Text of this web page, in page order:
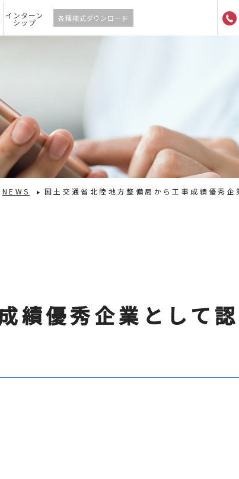
各種様式ダウンロード
インターン
シップ
NEWS 国土交通省北陸地方整備局から工事成績優秀企
績優秀企業として